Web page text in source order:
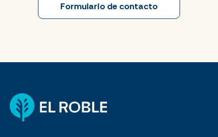
Formulario de contacto